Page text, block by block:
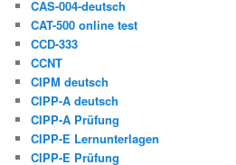
CAS-004-deutsch
CAT-500 online test
CCD-333
CCNT
CIPM deutsch
CIPP-A deutsch
CIPP-A Prüfung
CIPP-E Lernunterlagen
CIPP-E Prüfung